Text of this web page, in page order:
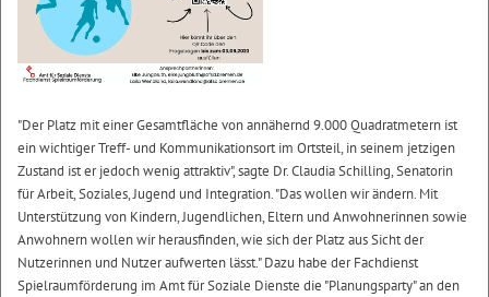
"Der Platz mit einer Gesamtfläche von annähernd 9.000 Quadratmetern ist
ein wichtiger Treff- und Kommunikationsort im Ortsteil, in seinem jetzigen
Zustand ist er jedoch wenig attraktiv", sagte Dr. Claudia Schilling, Senatorin
für Arbeit, Soziales, Jugend und Integration. "Das wollen wir ändern. Mit
Unterstützung von Kindern, Jugendlichen, Eltern und Anwohnerinnen sowie
Anwohnern wollen wir herausfinden, wie sich der Platz aus Sicht der
Nutzerinnen und Nutzer aufwerten lässt." Dazu habe der Fachdienst
Spielraumförderung im Amt für Soziale Dienste die "Planungsparty" an den